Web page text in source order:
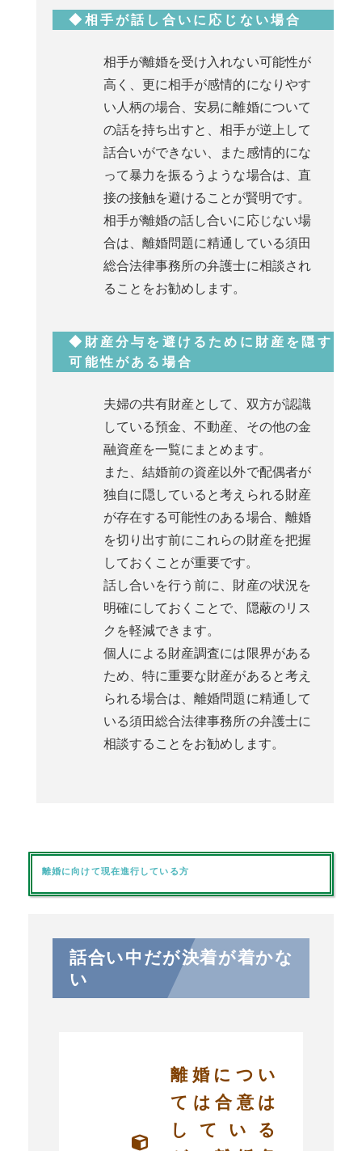
◆相手が話し合いに応じない場合
相手が離婚を受け入れない可能性が
高く、更に相手が感情的になりやす
い人柄の場合、安易に離婚について
の話を持ち出すと、相手が逆上して
話合いができない、また感情的にな
って暴力を振るうような場合は、直
接の接触を避けることが賢明です。
相手が離婚の話し合いに応じない場
合は、離婚問題に精通している須田
総合法律事務所の弁護士に相談され
ることをお勧めします。
◆財産分与を避けるために財産を隠す
可能性がある場合
夫婦の共有財産として、双方が認識
している預金、不動産、その他の金
融資産を一覧にまとめます。
また、結婚前の資産以外で配偶者が
独自に隠していると考えられる財産
が存在する可能性のある場合、離婚
を切り出す前にこれらの財産を把握
しておくことが重要です。
話し合いを行う前に、財産の状況を
明確にしておくことで、隠蔽のリス
クを軽減できます。
個人による財産調査には限界がある
ため、特に重要な財産があると考え
られる場合は、離婚問題に精通して
いる須田総合法律事務所の弁護士に
相談することをお勧めします。
離婚に向けて現在進行している方
話合い中だが決着が着かな
い
離婚につい
ては合意は
している